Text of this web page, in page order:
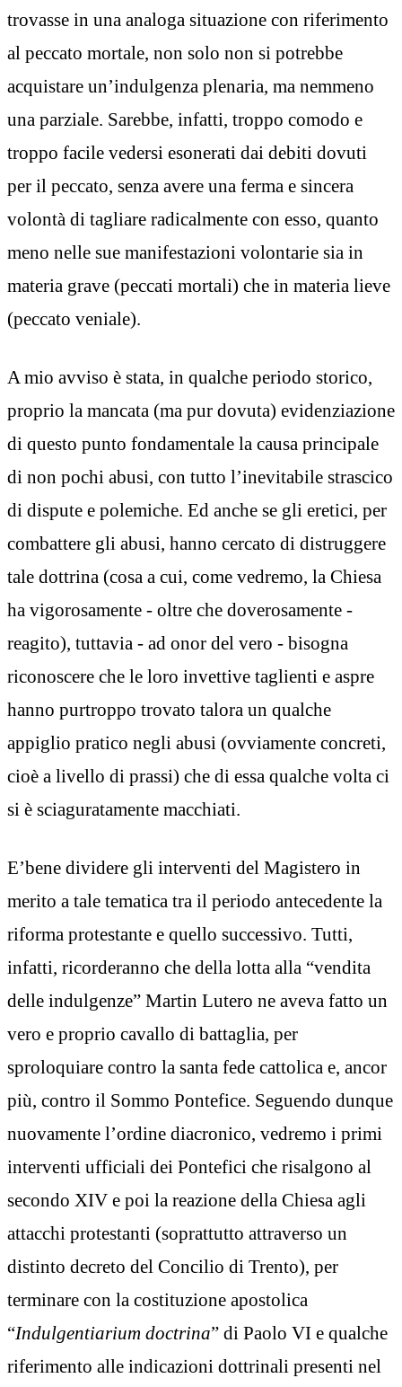
trovasse in una analoga situazione con riferimento
al peccato mortale, non solo non si potrebbe
acquistare un’indulgenza plenaria, ma nemmeno
una parziale. Sarebbe, infatti, troppo comodo e
troppo facile vedersi esonerati dai debiti dovuti
per il peccato, senza avere una ferma e sincera
volontà di tagliare radicalmente con esso, quanto
meno nelle sue manifestazioni volontarie sia in
materia grave (peccati mortali) che in materia lieve
(peccato veniale).
A mio avviso è stata, in qualche periodo storico,
proprio la mancata (ma pur dovuta) evidenziazione
di questo punto fondamentale la causa principale
di non pochi abusi, con tutto l’inevitabile strascico
di dispute e polemiche. Ed anche se gli eretici, per
combattere gli abusi, hanno cercato di distruggere
tale dottrina (cosa a cui, come vedremo, la Chiesa
ha vigorosamente - oltre che doverosamente -
reagito), tuttavia - ad onor del vero - bisogna
riconoscere che le loro invettive taglienti e aspre
hanno purtroppo trovato talora un qualche
appiglio pratico negli abusi (ovviamente concreti,
cioè a livello di prassi) che di essa qualche volta ci
si è sciaguratamente macchiati.
E’bene dividere gli interventi del Magistero in
merito a tale tematica tra il periodo antecedente la
riforma protestante e quello successivo. Tutti,
infatti, ricorderanno che della lotta alla “vendita
delle indulgenze” Martin Lutero ne aveva fatto un
vero e proprio cavallo di battaglia, per
sproloquiare contro la santa fede cattolica e, ancor
più, contro il Sommo Pontefice. Seguendo dunque
nuovamente l’ordine diacronico, vedremo i primi
interventi ufficiali dei Pontefici che risalgono al
secondo XIV e poi la reazione della Chiesa agli
attacchi protestanti (soprattutto attraverso un
distinto decreto del Concilio di Trento), per
terminare con la costituzione apostolica
“Indulgentiarium doctrina” di Paolo VI e qualche
riferimento alle indicazioni dottrinali presenti nel